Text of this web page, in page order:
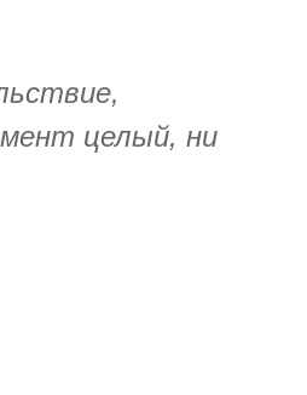
целый, ни